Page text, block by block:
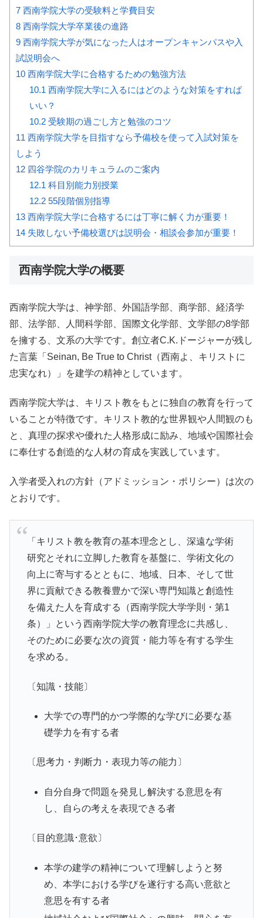
7 西南学院大学の受験料と学費目安
8 西南学院大学卒業後の進路
9 西南学院大学が気になった人はオープンキャンパスや入
試説明会へ
10 西南学院大学に合格するための勉強方法
10.1 西南学院大学に入るにはどのような対策をすれば
いい？
10.2受験期の過ごし方と勉強のコツ
11 西南学院大学を目指すなら予備校を使って入試対策を
しよう
12 四谷学院のカリキュラムのご案内
12.1 科目別能力別授業
12.255段階個別指導
13 西南学院大学に合格するには丁寧に解く力が重要！
14 失敗しない予備校選びは説明会・相談会参加が重要！
西南学院大学の概要
西南学院大学は、神学部、外国語学部、商学部、経済学
部、法学部、人間科学部、国際文化学部、文学部の8学部
を擁する、文系の大学です。創立者C.K.ドージャーが残し
た言葉「Seinan, Be True to Christ（西南よ、キリストに
忠実なれ）」を建学の精神としています。
西南学院大学は、キリスト教をもとに独自の教育を行って
いることが特徴です。キリスト教的な世界観や人間観のも
と、真理の探求や優れた人格形成に励み、地域や国際社会
に奉仕する創造的な人材の育成を実践しています。
入学者受入れの方針（アドミッション・ポリシー）は次の
とおりです。
「キリスト教を教育の基本理念とし、深遠な学術
研究とそれに立脚した教育を基盤に、学術文化の
向上に寄与するとともに、地域、日本、そして世
界に貢献できる教養豊かで深い専門知識と創造性
を備えた人を育成する（西南学院大学学則・第1
条）」という西南学院大学の教育理念に共感し、
そのために必要な次の資質・能力等を有する学生
を求める。
〔知識・技能〕
大学での専門的かつ学際的な学びに必要な基
礎学力を有する者
〔思考力・判断力・表現力等の能力〕
自分自身で問題を発見し解決する意思を有
し、自らの考えを表現できる者
〔目的意識･意欲〕
本学の建学の精神について理解しようと努
め、本学における学びを遂行する高い意欲と
意思を有する者